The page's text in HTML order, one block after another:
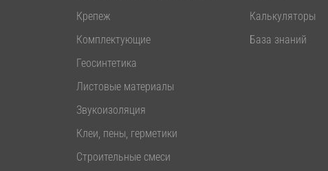
Крепеж
Комплектующие
Геосинтетика
Листовые материалы
Звукоизоляция
Клеи, пены, герметики
Строительные смеси
Калькуляторы
База знаний